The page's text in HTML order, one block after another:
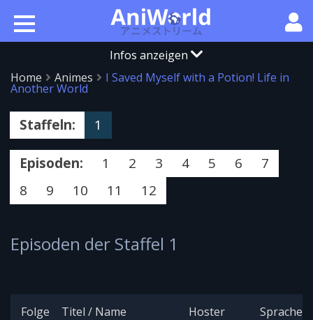
Infos anzeigen
Home
Animes I Saved Myself with a Potion! Life in
Another World
Staffeln: 1
Episoden: 1 2 3 4 5 6
7
8
9 10 11 12
Episoden der Staffel 1
Folge Titel / Name Hoster Sprache